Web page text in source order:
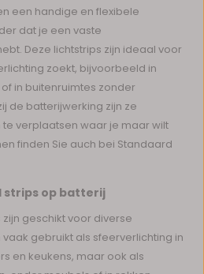
een handige en flexibele
dat je een vaste
Deze lichtstrips zijn ideaal voor
zoekt, bijvoorbeeld in
in buitenruimtes zonder
de batterijwerking zijn ze
verplaatsen waar je maar wilt
finden Sie auch bei Standaard
strips op batterij
zijn geschikt voor diverse
gebruikt als sfeerverlichting in
en keukens, maar ook als